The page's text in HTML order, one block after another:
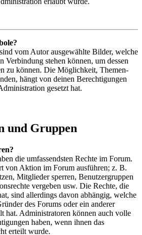
vom Autor ausgewählte Bilder, welche
Verbindung stehen können, um dessen
zu können. Die Möglichkeit, Themen-
hängt von deinen Berechtigungen
gesetzt hat.
und Gruppen
die umfassendsten Rechte im Forum.
von Aktion im Forum ausführen; z. B.
Mitglieder sperren, Benutzergruppen
vergeben usw. Die Rechte, die
sind allerdings davon abhängig, welche
des Forums oder ein anderer
hat. Administratoren können auch volle
haben, wenn ihnen das
erteilt wurde.